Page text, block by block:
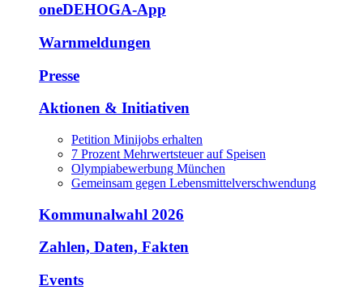
oneDEHOGA-App
Warnmeldungen
Presse
Aktionen & Initiativen
Petition Minijobs erhalten
7 Prozent Mehrwertsteuer auf Speisen
Olympiabewerbung München
Gemeinsam gegen Lebensmittelverschwendung
Kommunalwahl 2026
Zahlen, Daten, Fakten
Events